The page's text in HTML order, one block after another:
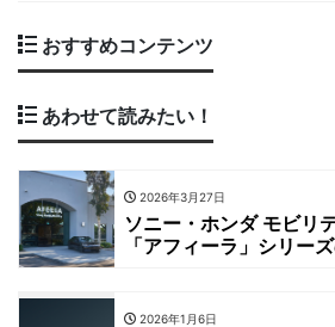
おすすめコンテンツ
あわせて読みたい！
2026年3月27日
ソニー・ホンダ モビリ
「アフィーラ」シリー
2026年1月6日